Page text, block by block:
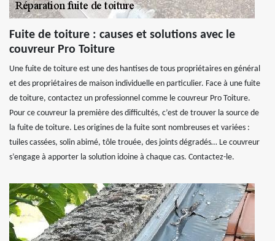
Fuite de toiture : causes et solutions avec le
couvreur Pro Toiture
Une fuite de toiture est une des hantises de tous propriétaires en général
et des propriétaires de maison individuelle en particulier. Face à une fuite
de toiture, contactez un professionnel comme le couvreur Pro Toiture.
Pour ce couvreur la première des difficultés, c’est de trouver la source de
la fuite de toiture. Les origines de la fuite sont nombreuses et variées :
tuiles cassées, solin abimé, tôle trouée, des joints dégradés… Le couvreur
s’engage à apporter la solution idoine à chaque cas. Contactez-le.